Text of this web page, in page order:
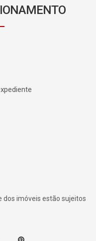
dos imóveis estão sujeitos